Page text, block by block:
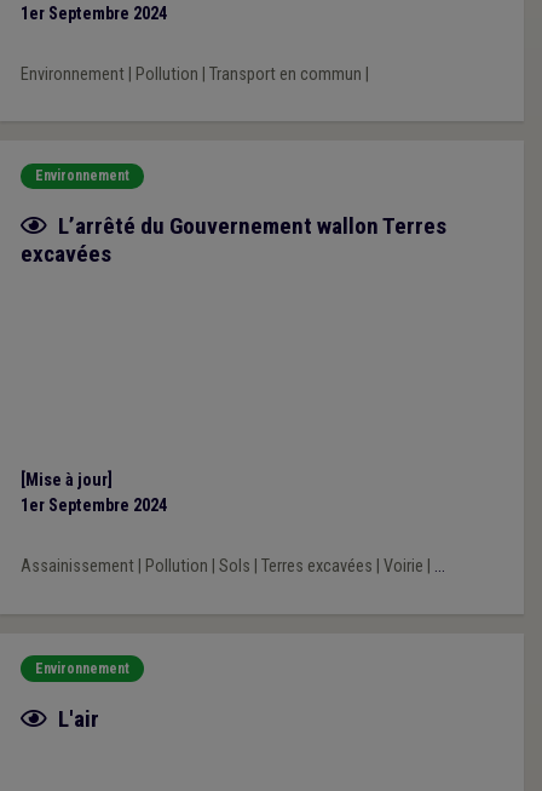
1er Septembre 2024
Environnement| Pollution Transport en commun
Environnement
Fiche focus
L’arrêté du Gouvernement wallon Terres
excavées
[Mise à jour]
1er Septembre 2024
Assainissement| Pollution Sols Terres excavées Voirie ...
Environnement
Fiche focus
L'air